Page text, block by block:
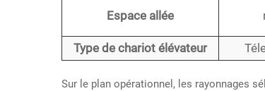
Espace allée
Type de chariot élévateur
Sur le plan opérationnel, les rayonnages